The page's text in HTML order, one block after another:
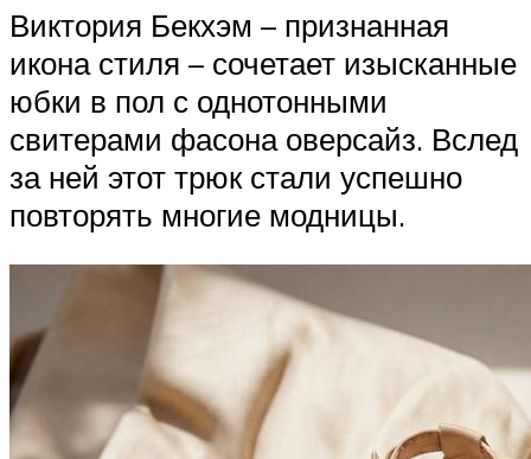
Виктория Бекхэм – признанная
икона стиля – сочетает изысканные
юбки в пол с однотонными
свитерами фасона оверсайз. Вслед
за ней этот трюк стали успешно
повторять многие модницы.